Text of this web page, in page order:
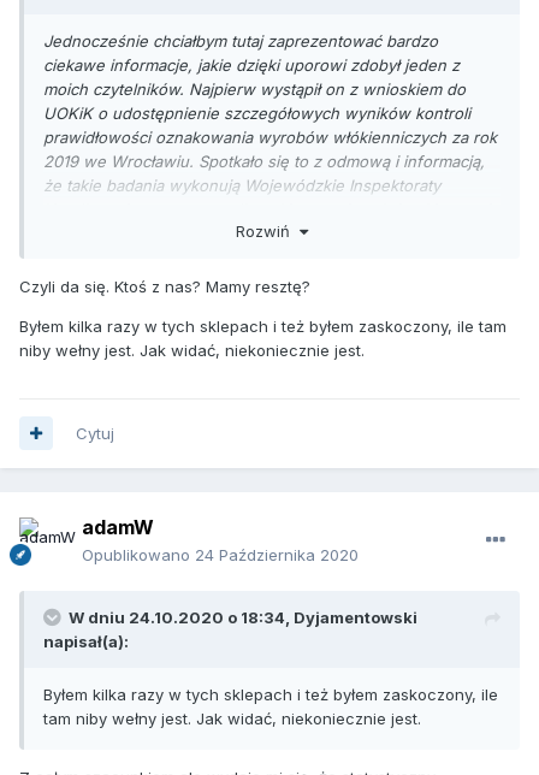
Jednocześnie chciałbym tutaj zaprezentować bardzo
ciekawe informacje, jakie dzięki uporowi zdobył jeden z
moich czytelników. Najpierw wystąpił on z wnioskiem do
UOKiK o udostępnienie szczegółowych wyników kontroli
prawidłowości oznakowania wyrobów włókienniczych za rok
2019 we Wrocławiu. Spotkało się to z odmową i informacją,
że takie badania wykonują Wojewódzkie Inspektoraty
do Inspekcji Handlowej we Wrocławiu. I oni te dane
męskich. To ewidentne oszustwa podmiotów, które nie są
kilkadziesiąt sklepów w Polsce : Kubenz, Lavard, Recman.
Rozwiń
Czyli da się. Ktoś z nas? Mamy resztę?
Byłem kilka razy w tych sklepach i też byłem zaskoczony, ile tam
niby wełny jest. Jak widać, niekoniecznie jest.
Cytuj
adamW
Opublikowano 24 Października 2020
W dniu 24.10.2020 o 18:34, Dyjamentowski
napisał(a):
Byłem kilka razy w tych sklepach i też byłem zaskoczony, ile
tam niby wełny jest. Jak widać, niekoniecznie jest.